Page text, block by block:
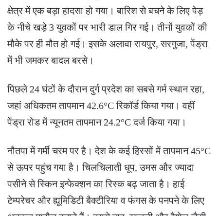
क्षेत्र में एक बड़ा हादसा हो गया। बारिश से बचने के लिए पेड़
के नीचे खड़े 3 युवकों पर भारी डाल गिर गई। तीनों युवकों की
मौके पर ही मौत हो गई। इसके अलावा रायपुर, सरगुजा, पेंड्रा
में भी जमकर बादल बरसे।
पिछले 24 घंटों के दौरान दुर्ग प्रदेश का सबसे गर्म स्थान रहा,
जहां अधिकतम तापमान 42.6°C रिकॉर्ड किया गया। वहीं
पेंड्रा रोड में न्यूनतम तापमान 24.2°C दर्ज किया गया।
नौतपा में गर्मी चरम पर है। देश के कई हिस्सों में तापमान 45°C
से ऊपर पहुंच गया है। चिलचिलाती धूप, उमस और ज्यादा
पसीने से स्किन इन्फेक्शन का रिस्क बढ़ जाता है। हाई
टेम्परेचर और ह्यूमिडिटी बैक्टीरिया व फंगस के पनपने के लिए